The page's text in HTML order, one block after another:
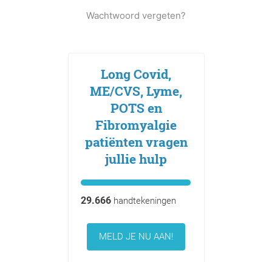
Wachtwoord vergeten?
Long Covid,
ME/CVS, Lyme,
POTS en
Fibromyalgie
patiënten vragen
jullie hulp
29.666handtekeningen
MELD JE NU AAN!